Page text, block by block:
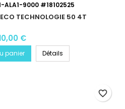
ALA1-9000 #18102525
TECHNOLOGIE 50 4T
€
panier Détails
favorite_border